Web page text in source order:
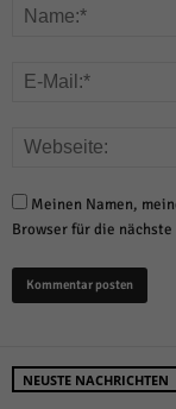
Meinen Namen,
Browser für die
NEUSTE NACHRICHTEN